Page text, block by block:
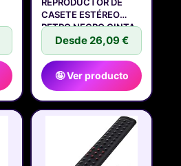
CASETE ESTÉREO
RETRO NEGRO CINTA
Desde 26,09 €
🤪 Ver producto